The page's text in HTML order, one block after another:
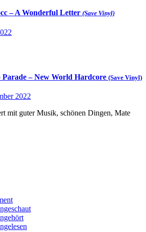
– A Wonderful Letter (Save Vinyl)
– New World Hardcore (Save Vinyl)
2022
mit guter Musik, schönen Dingen, Mate